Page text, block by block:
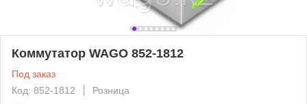
Коммутатор WAGO 852-1812
Под заказ
Код: 852-1812
Розница